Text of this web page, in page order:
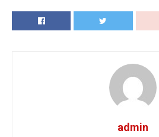
admin